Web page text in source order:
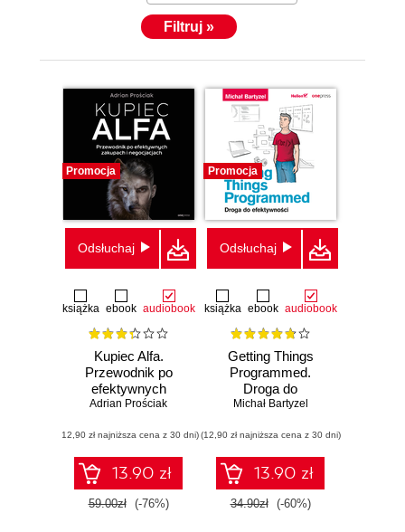
Filtruj »
Promocja
Odsłuchaj
książka ebook audiobook
Kupiec Alfa.
Przewodnik po
efektywnych
zakupach i
Adrian Prościak
(12,90 zł najniższa cena z 30 dni)
13.90 zł
59.00zł (-76%)
Promocja
Odsłuchaj
książka ebook audiobook
Getting Things
Programmed.
Droga do
efektywności
Michał Bartyzel
(12,90 zł najniższa cena z 30 dni)
13.90 zł
34.90zł (-60%)